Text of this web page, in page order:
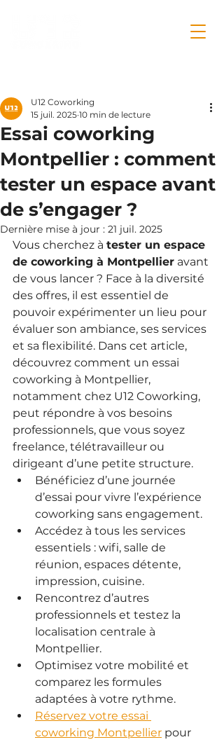
Essai coworking
Montpellier : comment
tester un espace avant
de s’engager ?
U12 Coworking
15 juil. 2025 10 min de lecture
Dernière mise à jour : 21 juil. 2025
Vous cherchez à tester un espace
de coworking à Montpellier avant
de vous lancer ? Face à la diversité
des offres, il est essentiel de
pouvoir expérimenter un lieu pour
évaluer son ambiance, ses services
et sa flexibilité. Dans cet article,
découvrez comment un essai
coworking à Montpellier,
notamment chez U12 Coworking,
peut répondre à vos besoins
professionnels, que vous soyez
freelance, télétravailleur ou
dirigeant d’une petite structure.
Bénéficiez d’une journée
d’essai pour vivre l’expérience
coworking sans engagement.
Accédez à tous les services
essentiels : wifi, salle de
réunion, espaces détente,
impression, cuisine.
Rencontrez d’autres
professionnels et testez la
localisation centrale à
Montpellier.
Optimisez votre mobilité et
comparez les formules
adaptées à votre rythme.
Réservez votre essai
coworking Montpellier pour